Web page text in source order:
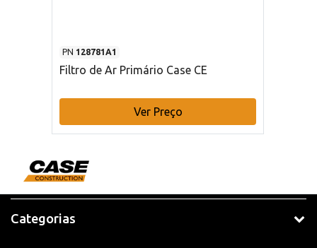
PN 128781A1
Filtro de Ar Primário Case CE
Ver Preço
Categorias